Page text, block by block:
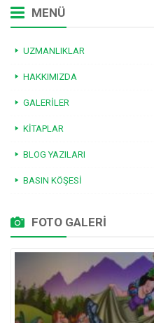
MENÜ
UZMANLIKLAR
HAKKIMIZDA
GALERILER
KITAPLAR
BLOG YAZILARI
BASIN KÖŞESI
FOTO GALERİ